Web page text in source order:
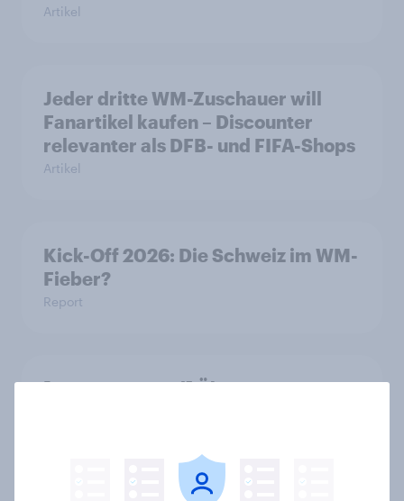
Artikel
Jeder dritte WM-Zuschauer will
Fanartikel kaufen – Discounter
relevanter als DFB- und FIFA-Shops
Artikel
Kick-Off 2026: Die Schweiz im WM-
Fieber?​
Report
[DE On-Demand] Übersprungen,
Konsumenten wirkt.
Artikel